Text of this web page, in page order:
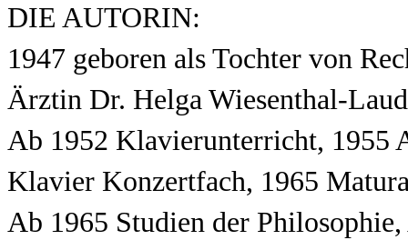
DIE AUTORIN:
1947 geboren als Tochter von
Ärztin Dr. Helga Wiesenthal-
Ab 1952 Klavierunterricht, 1955
Klavier Konzertfach, 1965
Ab 1965 Studien der